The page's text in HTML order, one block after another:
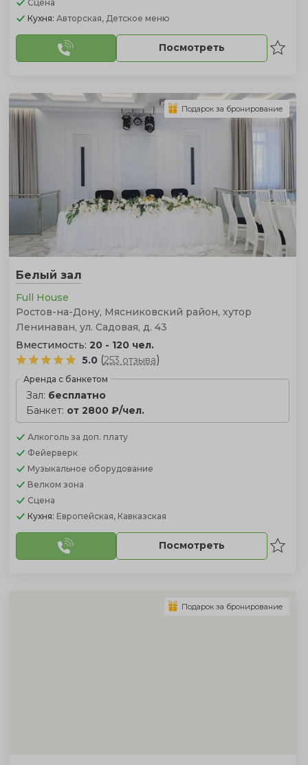
Сцена
Кухня: Авторская, Детское меню
Посмотреть
Белый зал
Full House
Ростов-на-Дону, Мясниковский район, хутор
Ленинаван, ул. Садовая, д. 43
Вместимость: 20 - 120 чел.
5.0 (253 отзыва)
Аренда с банкетом
Зал: бесплатно
Банкет: от 2800 ₽/чел.
Алкоголь за доп. плату
Фейерверк
Музыкальное оборудование
Велком зона
Сцена
Кухня: Европейская, Кавказская
Посмотреть
Подарок за бронирование
Подарок за бронирование